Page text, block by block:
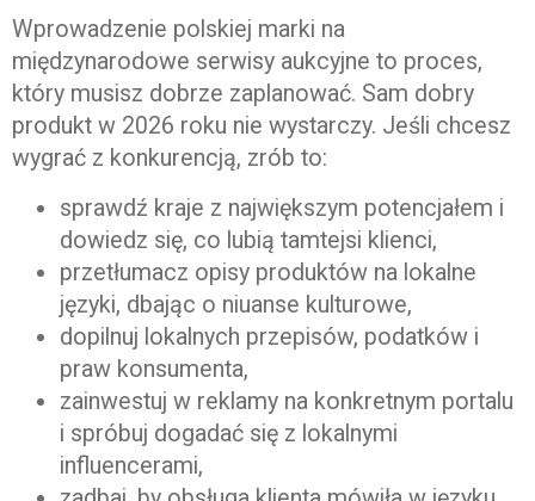
Wprowadzenie polskiej marki na
międzynarodowe serwisy aukcyjne to proces,
który musisz dobrze zaplanować. Sam dobry
produkt w 2026 roku nie wystarczy. Jeśli chcesz
wygrać z konkurencją, zrób to:
sprawdź kraje z największym potencjałem i
dowiedz się, co lubią tamtejsi klienci,
przetłumacz opisy produktów na lokalne
języki, dbając o niuanse kulturowe,
dopilnuj lokalnych przepisów, podatków i
praw konsumenta,
zainwestuj w reklamy na konkretnym portalu
i spróbuj dogadać się z lokalnymi
influencerami,